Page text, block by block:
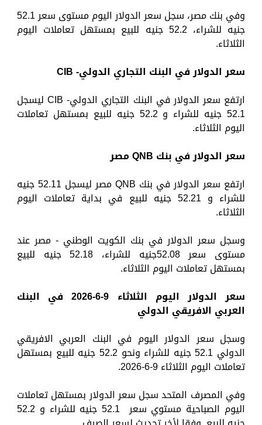
وفي بنك مصر، سجل سعر الدولار اليوم مستوى سعر 52.1
جنيه للشراء، 52.2 جنيه للبيع بمستهل تعاملات اليوم
الثلاثاء.
سعر الدولار في البنك التجاري الدولي-CIB
ارتفع سعر الدولار في البنك التجاري الدولي- CIB ليسجل
52.1 جنيه للشراء و 52.2 جنيه للبيع بمستهل تعاملات
اليوم الثلاثاء.
سعر الدولار في بنك QNBمصر
ارتفع سعر الدولار في بنك QNB مصر ليسجل 52.11 جنيه
للشراء و 52.21 جنيه للبيع في بداية تعاملات اليوم
الثلاثاء.
وسجل سعر الدولار في بنك الكويت الوطني - مصر عند
مستوى سعر 52.08جنيه للشراء، 52.18 جنيه للبيع
بمستهل تعاملات اليوم الثلاثاء.
سعر الدولار اليوم الثلاثاء 9-
6 -2026 في البنك
العربي الافريقي الدولي
وسجل سعر الدولار اليوم في البنك العربي الافريقي
الدولي 52.1 جنيه للشراء ونحو 52.2 جنيه للبيع بمستهل
تعاملات اليوم الثلاثاء 9-6-2026.
وفي المصرف المتحد سجل سعر الدولار بمستهل تعاملات
اليوم الصباحية مستوي سعر 52.1 جنيه للشراء و 52.2